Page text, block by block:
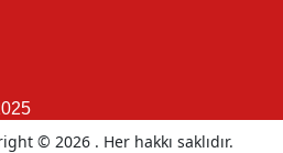
© 2026 . Her hakkı saklıdır.